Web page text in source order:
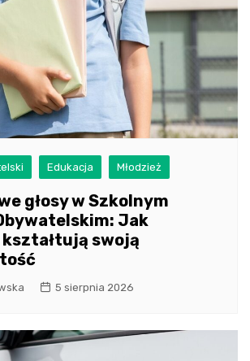
Edukacja Młodzież
głosy w Szkolnym
Jak
swoją
5 sierpnia 2026